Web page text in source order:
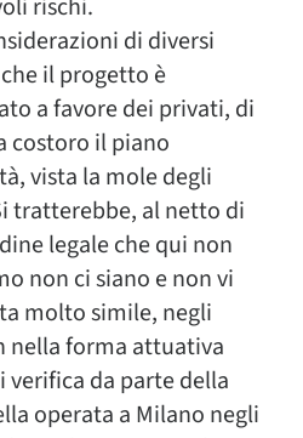
rischi.
di diversi
il progetto è
a favore dei privati, di
costoro il piano
vista la mole degli
tratterebbe, al netto di
legale che qui non
non ci siano e non vi
molto simile, negli
nella forma attuativa
da parte della
operata a Milano negli